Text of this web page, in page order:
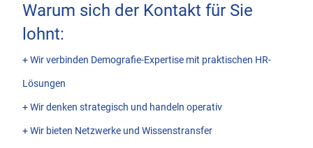
Warum sich der Kontakt für Sie
lohnt:
+ Wir verbinden Demografie-Expertise mit praktischen HR-
Lösungen
+ Wir denken strategisch und handeln operativ
+ Wir bieten Netzwerke und Wissenstransfer